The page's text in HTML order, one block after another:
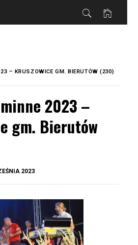
– KRUSZOWICE GM. BIERUTÓW (230)
2023 –
gm. Bierutów
2023